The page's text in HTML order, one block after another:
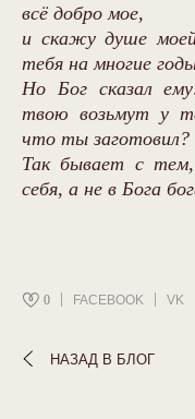
всё добро мое,
и скажу душе
тебя на многие
Но Бог сказал
твою возьмут у
что ты заготовил?
Так бывает с
себя, а не в Бога
0 FACEBOOK VK
НАЗАД В БЛОГ